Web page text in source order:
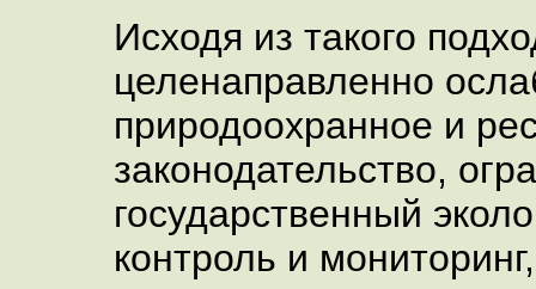
Исходя из такого
целенаправленно
природоохранное и
законодательство,
государственный
контроль и